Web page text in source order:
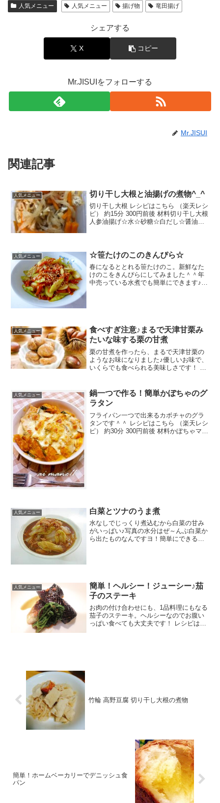
人気メニュー 人気メニュー 揚げ物 竜田揚げ
シェアする
X コピー
Mr.JISUIをフォローする
Mr.JISUI
関連記事
人気メニュー 切り干し大根と油揚げの煮物^_^
切り干し大根 レシピはこちら （楽天レシ
ピ） 約15分 300円前後 材料切り干し大根
人参油揚げ☆水☆砂糖☆白だし☆醤油み
人気メニュー ☆笹たけのこのきんぴら☆
春になるととれる笹たけのこ。新鮮なた
けのこをきんぴらにしてみました＾＾年
中売っている水煮でも簡単にできます♪
人気メニュー
食べすぎ注意♪まるで天津甘栗み
たいな味する栗の甘煮
栗の甘煮を作ったら、まるで天津甘栗の
ようなお味になりました♪優しいお味で、
いくらでも食べられる美味しさです！ レ
塩水三温糖みりんハチミツみんなのレビ
ュー
人気メニュー
鍋一つで作る！簡単かぼちゃのグ
ラタン
フライパン一つで出来るカボチャのグラ
タンです＾＾ レシピはこちら （楽天レシ
ピ） 約30分 300円前後 材料かぼちゃマー
人気メニュー 白菜とツナのうま煮
水なしでじっくり煮込むから白菜の甘み
がいっぱい♪写真の水分はぜ～んぶ白菜か
ら出たものなんですヨ！簡単にできるの
人気メニュー
簡単！ヘルシー！ジューシー♪茄
子のステーキ
お肉の付け合わせにも、1品料理にもなる
茄子のステーキ。ヘルシーなのでお腹い
っぱい食べても大丈夫です！ レシピはこ
竹輪 高野豆腐 切り干し大根の煮物
簡単！ホームベーカリーでデニッシュ食
パン